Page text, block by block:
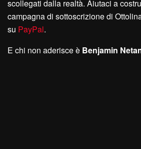
scollegati dalla realtà. Aiutaci a
campagna di sottoscrizione di
su PayPal.
E chi non aderisce è Benjamin